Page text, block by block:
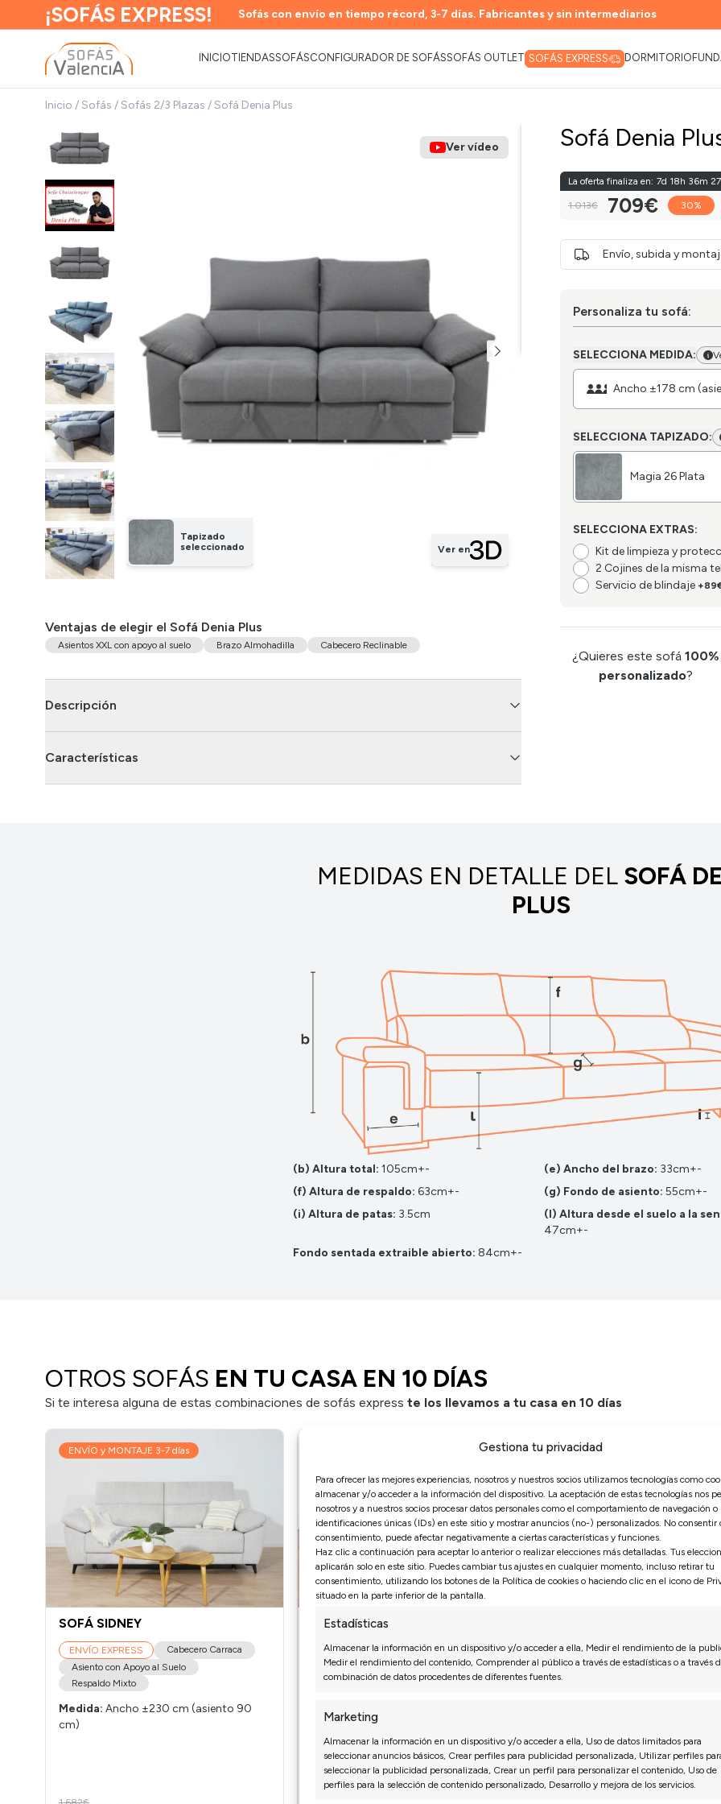
Gestiona tu privacidad
Para ofrecer las mejores experiencias, nosotros y nuestros socios utilizamos tecnologías como
almacenar y/o acceder a la información del dispositivo. La aceptación de estas tecnologías nos
nosotros y a nuestros socios procesar datos personales como el comportamiento de navegación o
identificaciones únicas (IDs) en este sitio y mostrar anuncios (no-) personalizados. No consentir
consentimiento, puede afectar negativamente a ciertas características y funciones.
Haz clic a continuación para aceptar lo anterior o realizar elecciones más detalladas. Tus
aplicarán solo en este sitio. Puedes cambiar tus ajustes en cualquier momento, incluso retirar tu
consentimiento, utilizando los botones de la Política de cookies o haciendo clic en el icono de
situado en la parte inferior de la pantalla.
Estadísticas
Almacenar la información en un dispositivo y/o acceder a ella, Medir el rendimiento de la
Medir el rendimiento del contenido, Comprender al público a través de estadísticas o a través
combinación de datos procedentes de diferentes fuentes.
Marketing
Almacenar la información en un dispositivo y/o acceder a ella, Uso de datos limitados para
seleccionar anuncios básicos, Crear perfiles para publicidad personalizada, Utilizar perfiles
seleccionar la publicidad personalizada, Crear un perfil para personalizar el contenido, Uso de
perfiles para la selección de contenido personalizado, Desarrollo y mejora de los servicios.
¡SOFÁS EXPRESS! Sofás con envío en tiempo récord, 3-7 días. Fabricantes y sin intermediarios
INICIOTIENDASSOFÁSCONFIGURADOR DE SOFÁSSOFÁS OUTLET SOFÁS EXPRESS DORMITORIO
Inicio / Sofás / Sofás 2/3 Plazas / Sofá Denia Plus
Tapizado
seleccionado
Ver vídeo
Ver en
habilitar
Sofá Denia
La oferta finaliza en: 7d 18h 36m
1.013€ 709€ 30%
Envío, subida y
Personaliza tu sofá:
SELECCIONA MEDIDA:
Ancho ±178 cm
SELECCIONA TAPIZADO:
Magia 26 Plata
SELECCIONA EXTRAS:
Kit de limpieza y
2 Cojines de la misma
Servicio de blindaje
¿Quieres este sofá 100%
personalizado?
Ventajas de elegir el Sofá Denia Plus
Asientos XXL con apoyo al suelo Brazo Almohadilla Cabecero Reclinable
Descripción
Características
MEDIDAS EN DETALLE DEL SOFÁ
PLUS
(b) Altura total: 105cm+- (e) Ancho del brazo: 33cm+-
(f) Altura de respaldo: 63cm+- (g) Fondo de asiento: 55cm+-
(i) Altura de patas: 3.5cm
(l) Altura desde el suelo a la
47cm+-
Fondo sentada extraible abierto: 84cm+-
OTROS SOFÁS EN TU CASA EN 10 DÍAS
Si te interesa alguna de estas combinaciones de sofás express te los llevamos a tu casa en 10 días
ENVÍO y MONTAJE 3-7 días
SOFÁ SIDNEY
ENVÍO EXPRESS
Cabecero Carraca
Asiento con Apoyo al Suelo
Respaldo Mixto
Medida: Ancho ±230 cm (asiento 90
cm)
SOFÁ JEREZ
Ver vídeo
ENVÍO EXPRESS
Espuma 35 Kg HR
Medida:Ancho ±220 cm (asiento 80
cm)
ENVÍO y MONTAJE 3-7 días
ENVÍO EXPRESS
Diseño
Asientos Extraíbles